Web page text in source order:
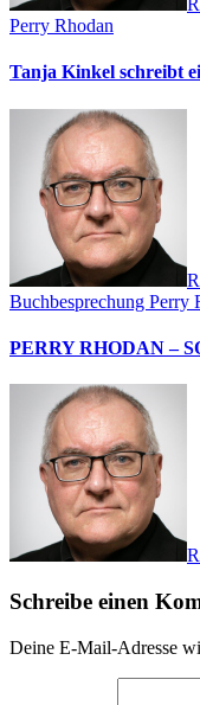
Perry Rhodan
Tanja Kinkel schreibt
Buchbesprechung Perry
PERRY RHODAN –
Schreibe einen
Deine E-Mail-Adresse